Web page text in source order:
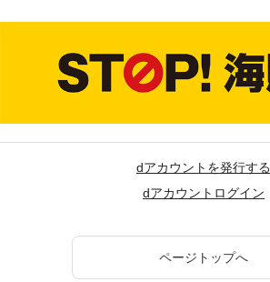
dアカウントを発行する
dアカウントログイン
ページトップへ